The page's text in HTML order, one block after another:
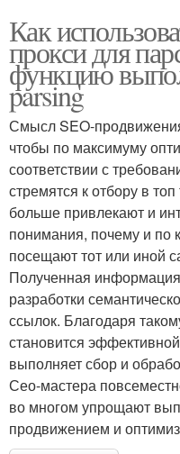
Как
прокси для
функцию
parsing
Смысл SEO-
чтобы по максимуму
соответствии с
стремятся к отбору в
больше привлекают и
понимания, почему и по
посещают тот или иной
Полученная
разработки
ссылок. Благодаря
становится
выполняет сбор и
Сео-мастера
во многом упрощают
продвижением и